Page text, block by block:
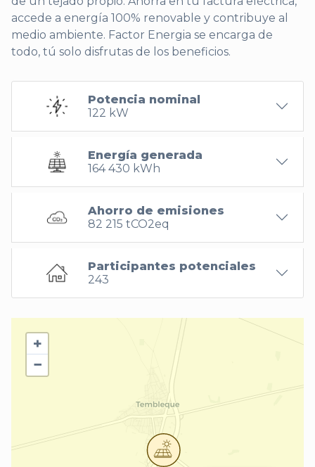
accede a energía 100% renovable y contribuye al
medio ambiente. Factor Energia se encarga de
todo, tú solo disfrutas de los beneficios.
Potencia nominal
122 kW
Energía generada
164 430 kWh
Ahorro de emisiones
82 215 tCO2eq
Participantes potenciales
243
+
−